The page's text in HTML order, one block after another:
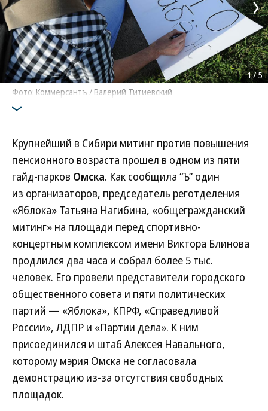
Фото: Коммерсантъ / Валерий Титиевский
1/5
Крупнейший в Сибири митинг против повышения
пенсионного возраста прошел в одном из пяти
гайд-парков Омска. Как сообщила “Ъ” один
из организаторов, председатель реготделения
«Яблока» Татьяна Нагибина, «общегражданский
митинг» на площади перед спортивно-
концертным комплексом имени Виктора Блинова
продлился два часа и собрал более 5 тыс.
человек. Его провели представители городского
общественного совета и пяти политических
партий — «Яблока», КПРФ, «Справедливой
России», ЛДПР и «Партии дела». К ним
присоединился и штаб Алексея Навального,
которому мэрия Омска не согласовала
демонстрацию из-за отсутствия свободных
площадок.